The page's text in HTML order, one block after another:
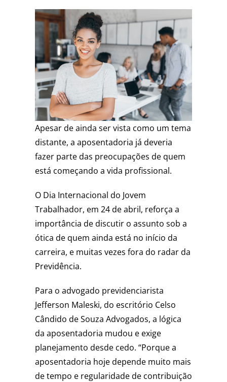
Apesar de ainda ser vista como um tema
distante, a aposentadoria já deveria
fazer parte das preocupações de quem
está começando a vida profissional.
O Dia Internacional do Jovem
Trabalhador, em 24 de abril, reforça a
importância de discutir o assunto sob a
ótica de quem ainda está no início da
carreira, e muitas vezes fora do radar da
Previdência.
Para o advogado previdenciarista
Jefferson Maleski, do escritório Celso
Cândido de Souza Advogados, a lógica
da aposentadoria mudou e exige
planejamento desde cedo. “Porque a
aposentadoria hoje depende muito mais
de tempo e regularidade de contribuição